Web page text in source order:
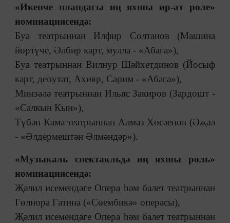
«Икенче пландагы иң яхшы ир-ат роле»
номинациясендә:
Буа театрыннан Илфир Солтанов (Машина
йөртүче, Әлбир карт, мулла - «Абага»),
Буа театрыннан Вилнур Шәйхетдинов (Йосыф
карт, депутат, Ахияр, Сарим - «Абага»),
Минзәлә театрыннан Ильяс Закиров (Зардошт -
«Салкын Кын»),
Түбән Кама театрыннан Алмаз Хөсәенов (Әҗәл
- «Әлдермештән Әлмәндәр»).
«Музыкаль спектакльдә иң яхшы роль»
номинациясендә:
Җәлил исемендәге Опера һәм балет театрыннан
Гөлнора Гатина («Сөембикә» операсы),
Җәлил исемендәге Опера һәм балет театрыннан